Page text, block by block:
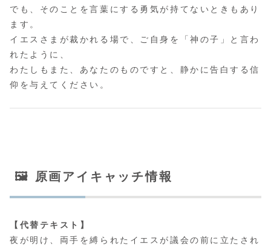
でも、そのことを言葉にする勇気が持てないときもあり
ます。
イエスさまが裁かれる場で、ご自身を「神の子」と言わ
れたように、
わたしもまた、あなたのものですと、静かに告白する信
仰を与えてください。
🖼 原画アイキャッチ情報
【代替テキスト】
夜が明け、両手を縛られたイエスが議会の前に立たされ